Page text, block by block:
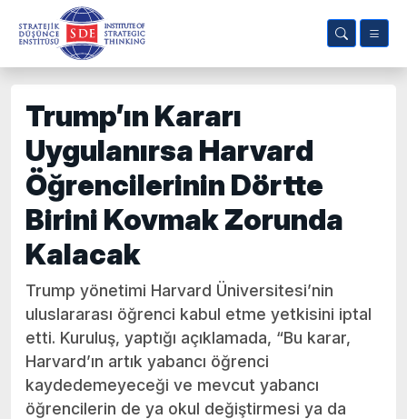
Trump’ın Kararı
Uygulanırsa Harvard
Öğrencilerinin Dörtte
Birini Kovmak Zorunda
Kalacak
Trump yönetimi Harvard Üniversitesi’nin
uluslararası öğrenci kabul etme yetkisini iptal
etti. Kuruluş, yaptığı açıklamada, “Bu karar,
Harvard’ın artık yabancı öğrenci
kaydedemeyeceği ve mevcut yabancı
öğrencilerin de ya okul değiştirmesi ya da